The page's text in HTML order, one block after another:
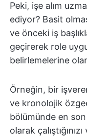
Peki, işe alım
ediyor? Basit
ve önceki iş
geçirerek role
belirlemelerine
Örneğin, bir
ve kronolojik
bölümünde en
olarak